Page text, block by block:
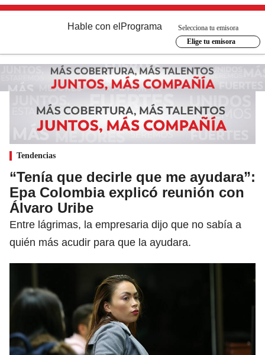
Hable con el Programa
Selecciona tu emisora
Elige tu emisora
Tendencias
“Tenía que decirle que me ayudara”:
Epa Colombia explicó reunión con
Álvaro Uribe
Entre lágrimas, la empresaria dijo que no sabía a
quién más acudir para que la ayudara.